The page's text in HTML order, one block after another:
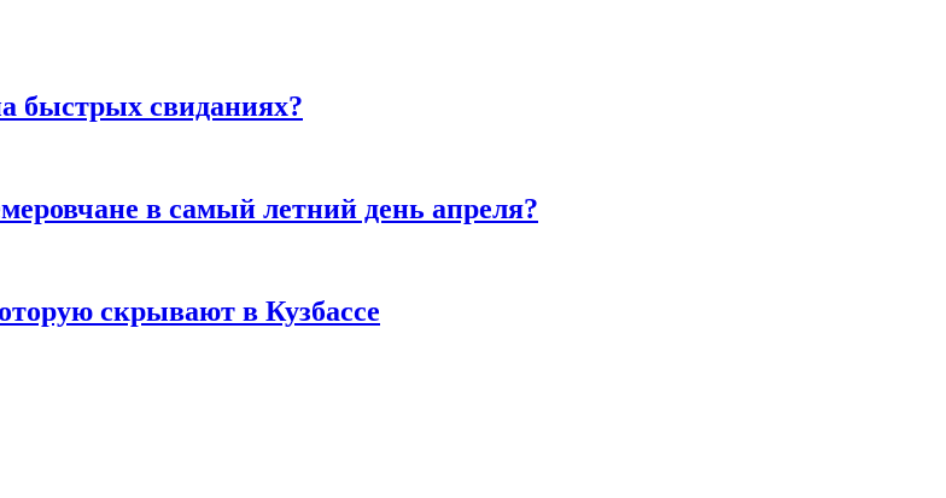
быстрых свиданиях?
в самый летний день апреля?
скрывают в Кузбассе